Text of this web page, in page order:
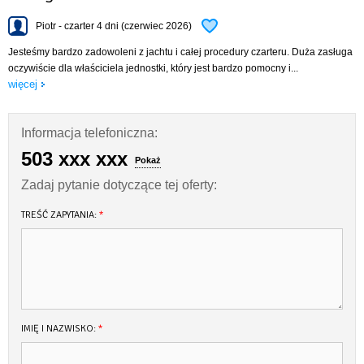
Piotr - czarter 4 dni (czerwiec 2026)
Jesteśmy bardzo zadowoleni z jachtu i całej procedury czarteru. Duża zasługa
oczywiście dla właściciela jednostki, który jest bardzo pomocny i...
więcej
Informacja telefoniczna:
503 xxx xxx Pokaż
Zadaj pytanie dotyczące tej oferty:
TREŚĆ ZAPYTANIA: *
IMIĘ I NAZWISKO: *